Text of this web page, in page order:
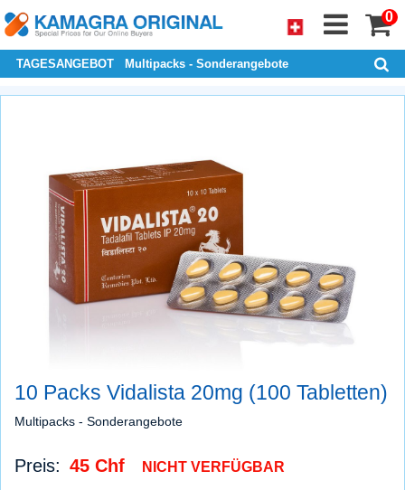
0
TAGESANGEBOT Multipacks - Sonderangebote
10 Packs Vidalista 20mg (100 Tabletten)
Multipacks - Sonderangebote
Preis: 45 Chf NICHT VERFÜGBAR